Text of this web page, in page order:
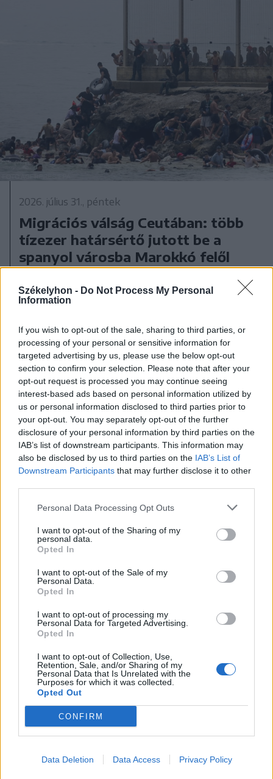
Székelyhon - Do Not Process My Personal
Information
If you wish to opt-out of the sale, sharing to third parties, or
processing of your personal or sensitive information for
targeted advertising by us, please use the below opt-out
section to confirm your selection. Please note that after your
opt-out request is processed you may continue seeing
interest-based ads based on personal information utilized by
us or personal information disclosed to third parties prior to
your opt-out. You may separately opt-out of the further
disclosure of your personal information by third parties on the
IAB’s list of downstream participants. This information may
also be disclosed by us to third parties on the IAB’s List of
Downstream Participants that may further disclose it to other
Personal Data Processing Opt Outs
I want to opt-out of the Sharing of my
personal data.
Opted In
I want to opt-out of the Sale of my
Personal Data.
Opted In
I want to opt-out of processing my
Personal Data for Targeted Advertising.
Opted In
I want to opt-out of Collection, Use,
Retention, Sale, and/or Sharing of my
Personal Data that Is Unrelated with the
Purposes for which it was collected.
Opted Out
CONFIRM
Data Deletion Data Access Privacy Policy
2026. július 31., péntek
Migrációs válság Ceutában: több
tízezer határsértő jutott be a
spanyol városba Marokkó felől
vandalizmus a medjugorjei Mária-
szobornál – térfigyelő rögzítette a
gyújtogatást